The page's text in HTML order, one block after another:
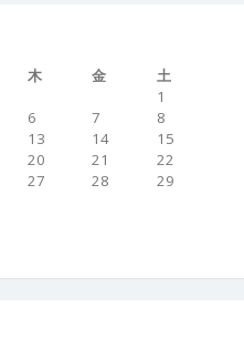
木 金
土
1
6 7
8
13 14
15
20 21
22
27 28
29